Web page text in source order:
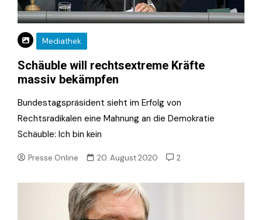
Mediathek
Schäuble will rechtsextreme Kräfte
massiv bekämpfen
Bundestagspräsident sieht im Erfolg von
Rechtsradikalen eine Mahnung an die Demokratie
Schäuble: Ich bin kein
Presse.Online 20. August 2020 2